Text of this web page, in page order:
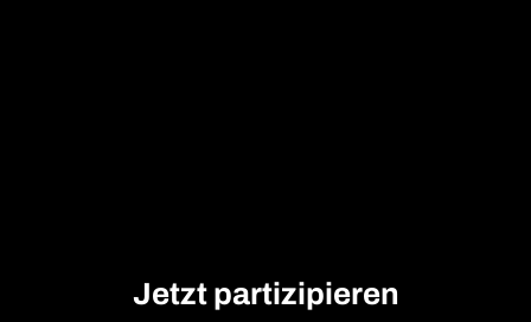
Jetzt partizipieren